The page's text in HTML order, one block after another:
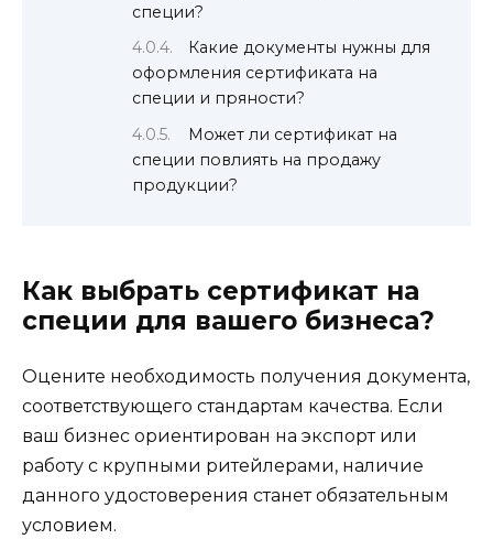
специи?
Какие документы нужны для
оформления сертификата на
специи и пряности?
Может ли сертификат на
специи повлиять на продажу
продукции?
Как выбрать сертификат на
специи для вашего бизнеса?
Оцените необходимость получения документа,
соответствующего стандартам качества. Если
ваш бизнес ориентирован на экспорт или
работу с крупными ритейлерами, наличие
данного удостоверения станет обязательным
условием.